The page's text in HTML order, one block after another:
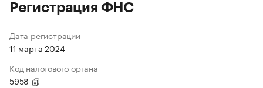
Регистрация ФНС
Дата регистрации
11 марта 2024
Код налогового органа
5958